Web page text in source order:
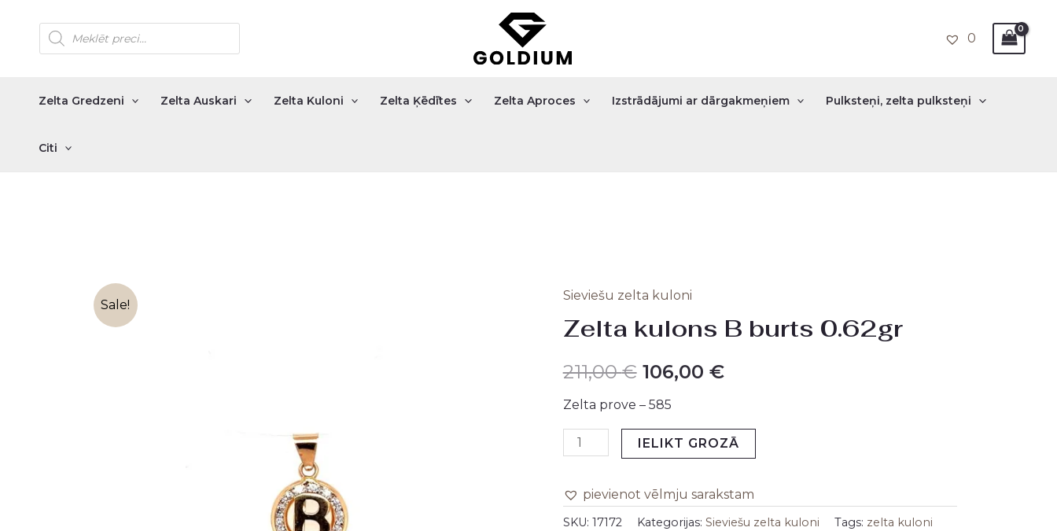
content
Products
search
0
Zelta Gredzeni Zelta Auskari Zelta Kuloni Zelta Ķēdītes Zelta Aproces Izstrādājumi ar dārgakmeņiem Pulksteņi, zelta pulksteņi
Citi
Sale!
Sieviešu zelta kuloni
Zelta kulons B burts 0.62gr
211,00€
Original
price
was:
211,00 €.
106,00 €
price
is:
Zelta prove – 585
Zelta
kulons
burts
daudzums
IELIKT GROZĀ
pievienot vēlmju sarakstam
SKU: 17172 Kategorijas: Sieviešu zelta kuloni Tags: zelta kuloni